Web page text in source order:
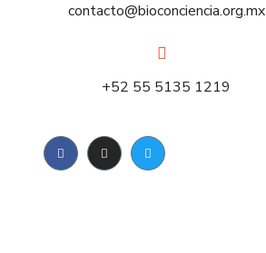
contacto@bioconciencia.org.mx
+52 55 5135 1219